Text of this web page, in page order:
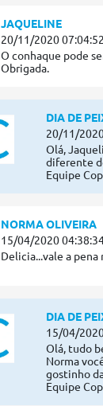
JAQUELINE
20/11/2020 07:04:52
O conhaque pode
Obrigada.
DIA DE
20/11/
Olá,
diferente
Equipe
NORMA OLIVEIRA
15/04/2020
Delicia...vale a pena
DIA DE
15/04/
Olá, tudo
Norma
gostinho
Equipe